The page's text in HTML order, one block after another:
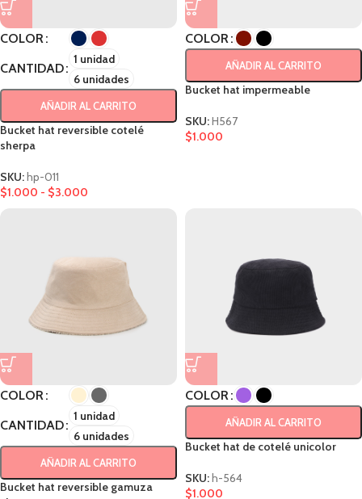
COLOR
CANTIDAD
1 unidad
6 unidades
AÑADIR AL CARRITO
Bucket hat reversible cotelé
sherpa
SKU:hp-011
$1.000 - $3.000
COLOR
AÑADIR AL CARRITO
Bucket hat impermeable
SKU:H567
$1.000
COLOR
CANTIDAD
1 unidad
6 unidades
AÑADIR AL CARRITO
Bucket hat reversible gamuza
COLOR
AÑADIR AL CARRITO
Bucket hat de cotelé unicolor
SKU:h-564
$1.000